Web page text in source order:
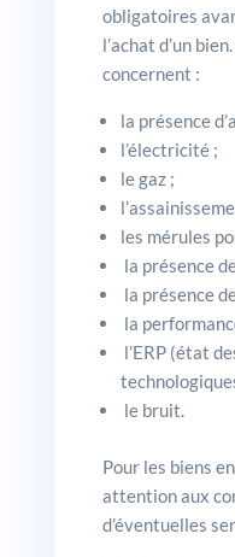
obligatoires
l’achat d’un
concernent :
la présence
l’électricité ;
le gaz ;
les mérules
la présence
la présence
la
l’ERP (état
le bruit.
Pour les biens
attention aux
d’éventuelles